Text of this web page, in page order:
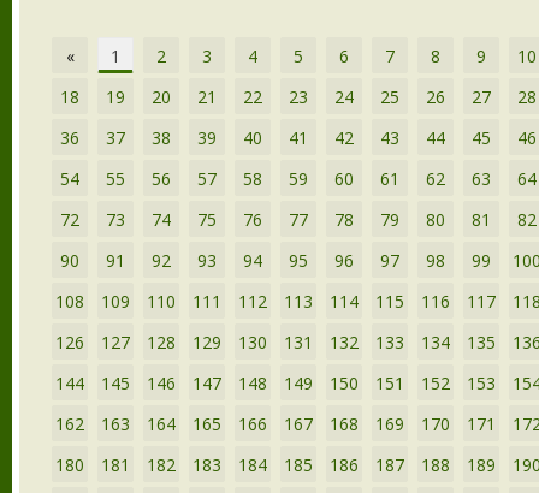
« 1 2 3 4 5 6 7 8 9
10
18
19 20 21 22 23 24 25 26 27
28
36
37 38 39 40 41 42 43 44 45
46
54
55 56 57 58 59 60 61 62 63
64
72
73 74 75 76 77 78 79 80 81
82
90
91 92 93 94 95 96 97 98 99
108
109 110 111 112 113 114 115 116 117
126
127 128 129 130 131 132 133 134 135
144
145 146 147 148 149 150 151 152 153
162
163 164 165 166 167 168 169 170 171
180
181 182 183 184 185 186 187 188 189